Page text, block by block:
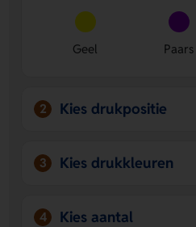
Geel Paars
2 Kies drukpositie
3 Kies drukkleuren
4 Kies aantal